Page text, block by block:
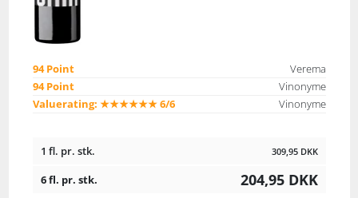
94 Point
Verema
94 Point
Vinonyme
Valuerating: ★★★★★★ 6/6
Vinonyme
1 fl. pr. stk. 309,95 DKK
6 fl. pr. stk. 204,95 DKK